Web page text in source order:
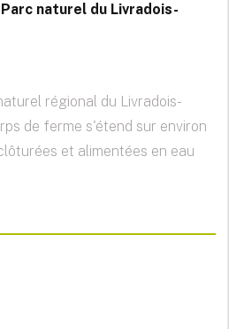
naturel du Livradois-
régional du Livradois-
de ferme s'étend sur environ
et alimentées en eau